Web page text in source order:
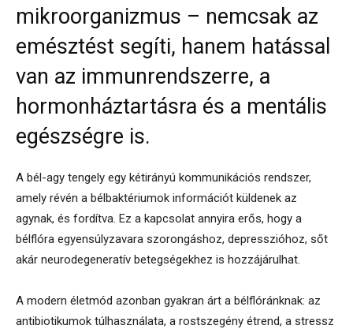
mikroorganizmus – nemcsak az
emésztést segíti, hanem hatással
van az immunrendszerre, a
hormonháztartásra és a mentális
egészségre is.
A bél-agy tengely egy kétirányú kommunikációs rendszer,
amely révén a bélbaktériumok információt küldenek az
agynak, és fordítva. Ez a kapcsolat annyira erős, hogy a
bélflóra egyensúlyzavara szorongáshoz, depresszióhoz, sőt
akár neurodegeneratív betegségekhez is hozzájárulhat.
A modern életmód azonban gyakran árt a bélflóránknak: az
antibiotikumok túlhasználata, a rostszegény étrend, a stressz